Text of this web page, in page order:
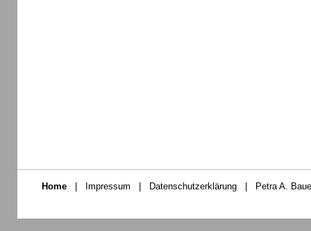
Home Impressum Datenschutzerklärung Petra A.